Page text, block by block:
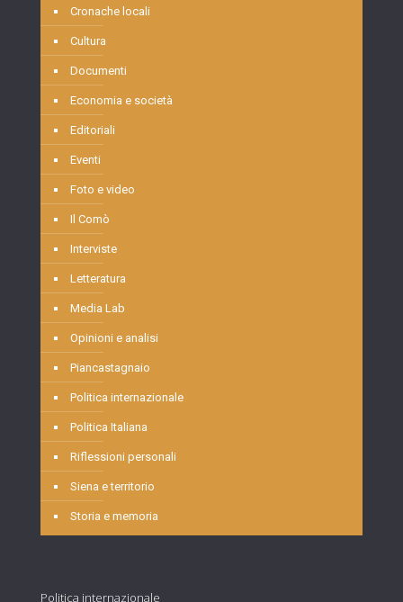
Cronache locali
Cultura
Documenti
Economia e società
Editoriali
Eventi
Foto e video
Il Comò
Interviste
Letteratura
Media Lab
Opinioni e analisi
Piancastagnaio
Politica internazionale
Politica Italiana
Riflessioni personali
Siena e territorio
Storia e memoria
Politica internazionale